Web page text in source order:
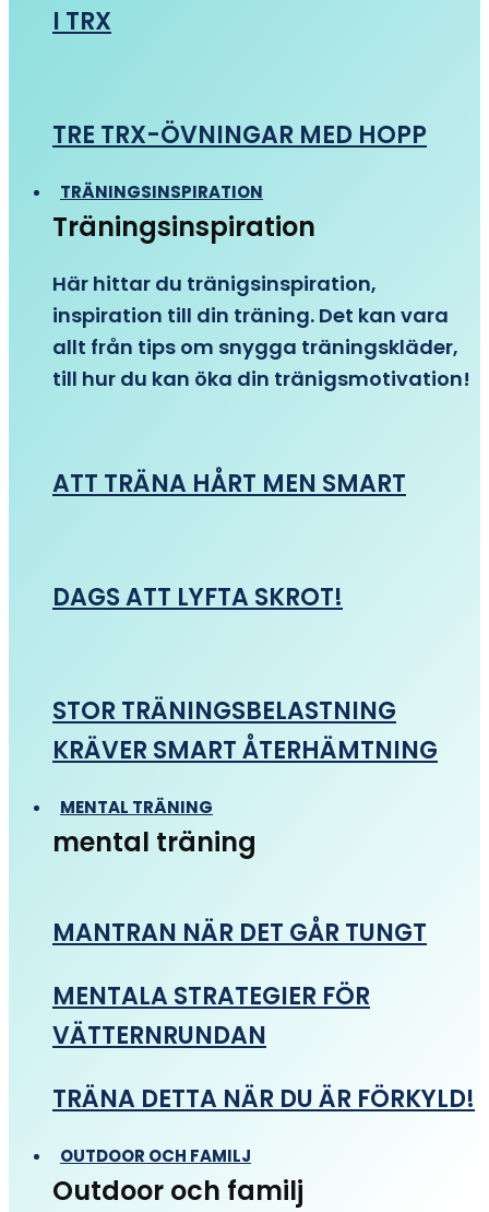
I TRX
TRE TRX-ÖVNINGAR MED HOPP
TRÄNINGSINSPIRATION
Träningsinspiration
Här hittar du tränigsinspiration,
inspiration till din träning. Det kan vara
allt från tips om snygga träningskläder,
till hur du kan öka din tränigsmotivation!
ATT TRÄNA HÅRT MEN SMART
DAGS ATT LYFTA SKROT!
STOR TRÄNINGSBELASTNING
KRÄVER SMART ÅTERHÄMTNING
MENTAL TRÄNING
mental träning
MANTRAN NÄR DET GÅR TUNGT
MENTALA STRATEGIER FÖR
VÄTTERNRUNDAN
TRÄNA DETTA NÄR DU ÄR FÖRKYLD!
OUTDOOR OCH FAMILJ
Outdoor och familj